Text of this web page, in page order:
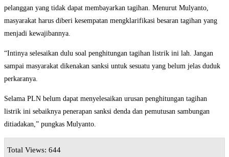
pelanggan yang tidak dapat membayarkan tagihan. Menurut Mulyanto,
masyarakat harus diberi kesempatan mengklarifikasi besaran tagihan yang
menjadi kewajibannya.
“Intinya selesaikan dulu soal penghitungan tagihan listrik ini lah. Jangan
sampai masyarakat dikenakan sanksi untuk sesuatu yang belum jelas duduk
perkaranya.
Selama PLN belum dapat menyelesaikan urusan penghitungan tagihan
listrik ini sebaiknya penerapan sanksi denda dan pemutusan sambungan
ditiadakan,” pungkas Mulyanto.
Total Views: 644